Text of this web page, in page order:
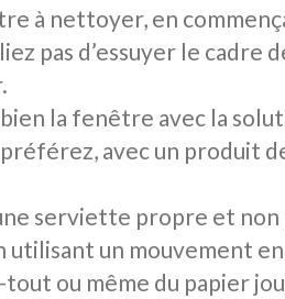
à nettoyer, en
pas d’essuyer le cadre
la fenêtre avec la
préférez, avec un produit
serviette propre et
utilisant un mouvement
tout ou même du papier